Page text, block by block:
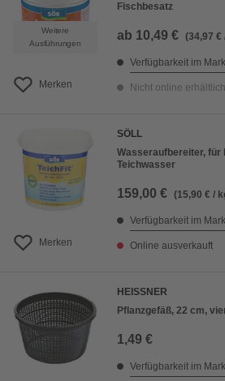
Weitere
Ausführungen
Merken
Fischbesatz
ab 10,49 € (34,97 €
Verfügbarkeit im
Nicht online erhältlich
Merken
SÖLL
Wasseraufbereiter, für
Teichwasser
159,00 € (15,90 € /
Verfügbarkeit im
Online ausverkauft
HEISSNER
Pflanzgefäß, 22 cm,
1,49 €
Verfügbarkeit im